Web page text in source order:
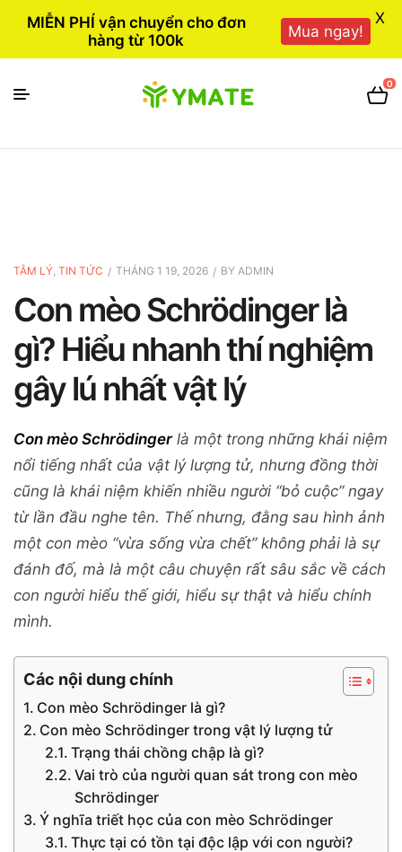
0
TÂM LÝ, TIN TỨC THÁNG 1 19, 2026 BY ADMIN
Con mèo Schrödinger là
gì? Hiểu nhanh thí nghiệm
gây lú nhất vật lý
Con mèo Schrödinger là một trong những khái niệm
nổi tiếng nhất của vật lý lượng tử, nhưng đồng thời
cũng là khái niệm khiến nhiều người “bỏ cuộc” ngay
từ lần đầu nghe tên. Thế nhưng, đằng sau hình ảnh
một con mèo “vừa sống vừa chết” không phải là sự
đánh đố, mà là một câu chuyện rất sâu sắc về cách
con người hiểu thế giới, hiểu sự thật và hiểu chính
mình.
Các nội dung chính
Con mèo Schrödinger là gì?
Con mèo Schrödinger trong vật lý lượng tử
Trạng thái chồng chập là gì?
Vai trò của người quan sát trong con mèo
Schrödinger
Ý nghĩa triết học của con mèo Schrödinger
Thực tại có tồn tại độc lập với con người?
MIỄN PHÍ vận chuyển cho đơn
hàng từ 100k
Mua ngay!
X